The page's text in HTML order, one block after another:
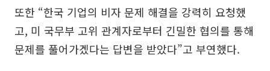
또한 “한국 기업의 비자 문제 해결을 강력히 요청했
고, 미 국무부 고위 관계자로부터 긴밀한 협의를 통해
문제를 풀어가겠다는 답변을 받았다”고 부연했다.